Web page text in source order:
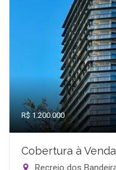
R$ 1.200.000
Cobertura à
Recreio dos